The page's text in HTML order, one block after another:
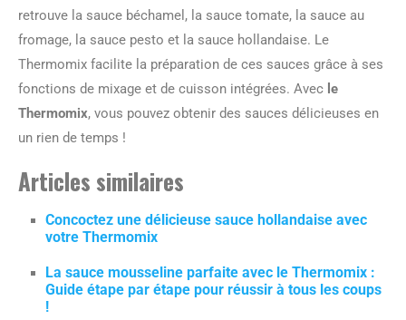
retrouve la sauce béchamel, la sauce tomate, la sauce au
fromage, la sauce pesto et la sauce hollandaise. Le
Thermomix facilite la préparation de ces sauces grâce à ses
fonctions de mixage et de cuisson intégrées. Avec le
Thermomix, vous pouvez obtenir des sauces délicieuses en
un rien de temps !
Articles similaires
Concoctez une délicieuse sauce hollandaise avec
votre Thermomix
La sauce mousseline parfaite avec le Thermomix :
Guide étape par étape pour réussir à tous les coups
!